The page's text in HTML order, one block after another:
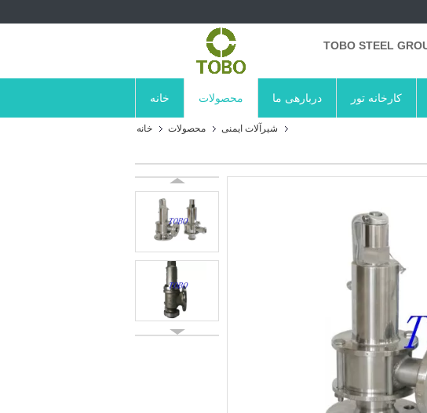
TOBO STEEL
خانه محصولات دربارهی ما کارخانه تور
خانه محصولات شیرآلات ایمنی